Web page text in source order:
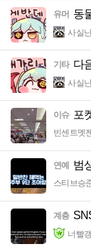
유머 동
사실
기타 다
사실
이슈 포
빈센트멧
연예 범
스티브승
계층
너빨